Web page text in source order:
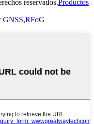
reservados.Productos
GNSS,RFoG